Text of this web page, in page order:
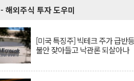
- 해외주식 투자 도우미
[미국 특징주] 빅테크 주가 급반
불안 잦아들고 낙관론 되살아나